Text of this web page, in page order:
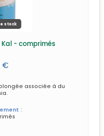
stock
Kal - comprimés
€
associée à du
: